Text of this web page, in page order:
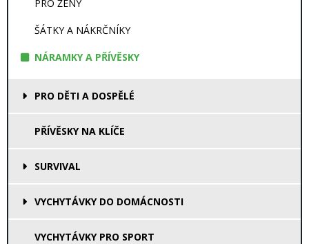
PRO ŽENY
ŠÁTKY A NÁKRČNÍKY
NÁRAMKY A PŘÍVĚSKY
PRO DĚTI A DOSPĚLÉ
PŘÍVĚSKY NA KLÍČE
SURVIVAL
VYCHYTÁVKY DO DOMÁCNOSTI
VYCHYTÁVKY PRO SPORT